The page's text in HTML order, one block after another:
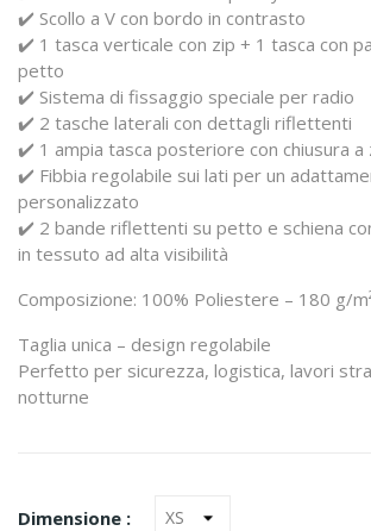
✔️ Scollo a V con bordo in contrasto
✔️ 1 tasca verticale con zip + 1 tasca con
petto
✔️ Sistema di fissaggio speciale per radio
✔️ 2 tasche laterali con dettagli riflettenti
✔️ 1 ampia tasca posteriore con chiusura a
✔️ Fibbia regolabile sui lati per un
personalizzato
✔️ 2 bande riflettenti su petto e schiena
in tessuto ad alta visibilità
Composizione: 100% Poliestere – 180 g/
Taglia unica – design regolabile
Perfetto per sicurezza, logistica, lavori
notturne
Dimensione :